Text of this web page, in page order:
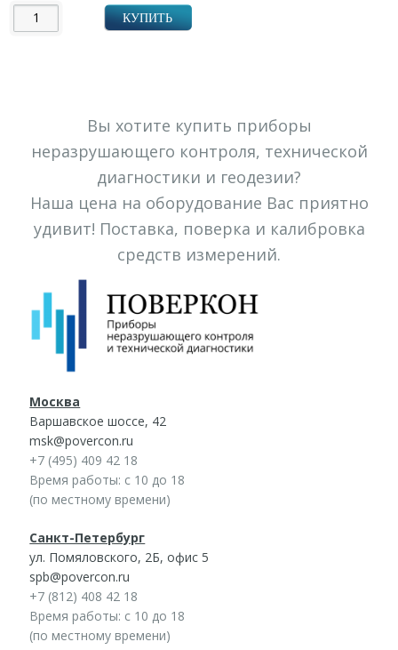
КУПИТЬ
Вы хотите купить приборы
неразрушающего контроля, технической
диагностики и геодезии?
Наша цена на оборудование Вас приятно
удивит! Поставка, поверка и калибровка
средств измерений.
Москва
Варшавское шоссе, 42
msk@povercon.ru
+7 (495) 409 42 18
Время работы: с 10 до 18
(по местному времени)
Санкт-Петербург
ул. Помяловского, 2Б, офис 5
spb@povercon.ru
+7 (812) 408 42 18
Время работы: с 10 до 18
(по местному времени)